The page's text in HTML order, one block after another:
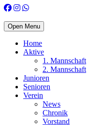
Open Menu
Home
Aktive
1. Mannschaft
2. Mannschaft
Junioren
Senioren
Verein
News
Chronik
Vorstand